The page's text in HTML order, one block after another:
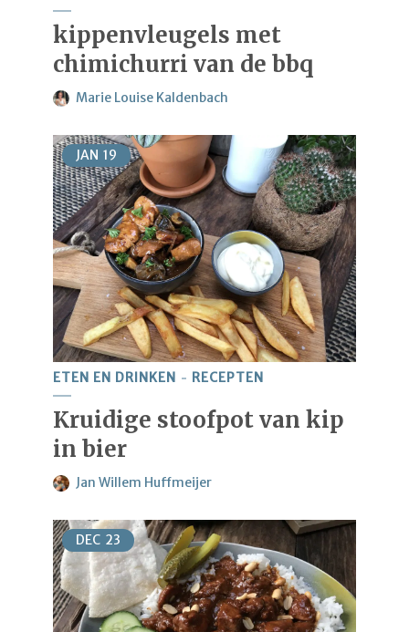
kippenvleugels met
chimichurri van de bbq
Marie Louise Kaldenbach
JAN 19
ETEN EN DRINKEN RECEPTEN
Kruidige stoofpot van kip
in bier
Jan Willem Huffmeijer
DEC 23